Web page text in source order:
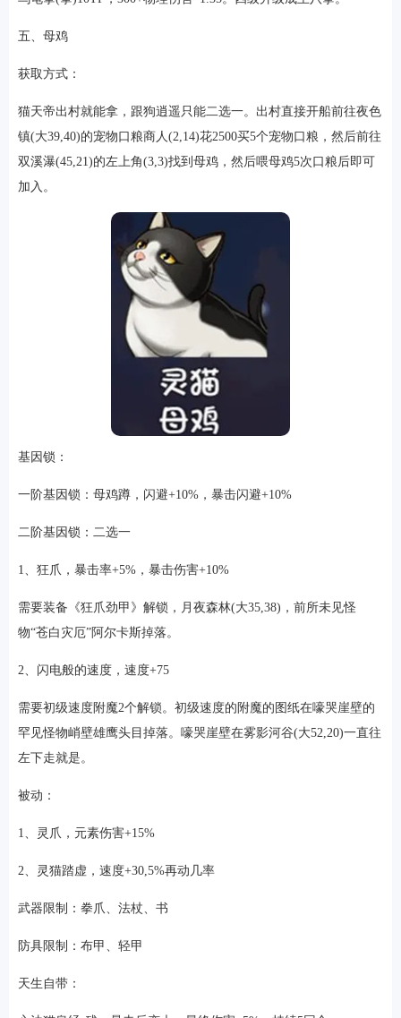
五、母鸡
获取方式：
猫天帝出村就能拿，跟狗逍遥只能二选一。出村直接开船前往夜色
镇(大39,40)的宠物口粮商人(2,14)花2500买5个宠物口粮，然后前往
双溪瀑(45,21)的左上角(3,3)找到母鸡，然后喂母鸡5次口粮后即可
加入。
基因锁：
一阶基因锁：母鸡蹲，闪避+10%，暴击闪避+10%
二阶基因锁：二选一
1、狂爪，暴击率+5%，暴击伤害+10%
需要装备《狂爪劲甲》解锁，月夜森林(大35,38)，前所未见怪
物“苍白灾厄”阿尔卡斯掉落。
2、闪电般的速度，速度+75
需要初级速度附魔2个解锁。初级速度的附魔的图纸在嚎哭崖壁的
罕见怪物峭壁雄鹰头目掉落。嚎哭崖壁在雾影河谷(大52,20)一直往
左下走就是。
被动：
1、灵爪，元素伤害+15%
2、灵猫踏虚，速度+30,5%再动几率
武器限制：拳爪、法杖、书
防具限制：布甲、轻甲
天生自带：